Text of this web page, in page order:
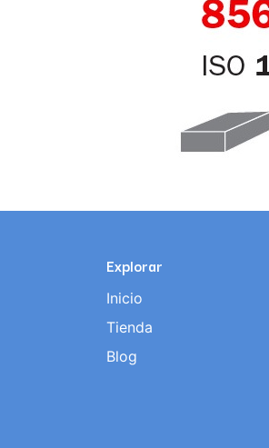
Explorar
Inicio
Tienda
Blog